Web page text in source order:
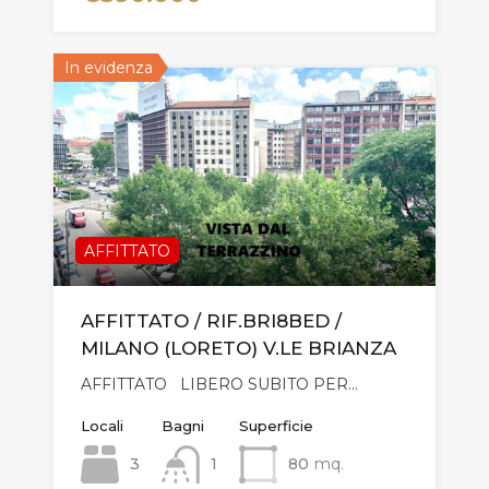
In evidenza
AFFITTATO
AFFITTATO / RIF.BRI8BED /
MILANO (LORETO) V.LE BRIANZA
AFFITTATO LIBERO SUBITO PER…
Locali
3
Bagni
1
Superficie
80 mq.